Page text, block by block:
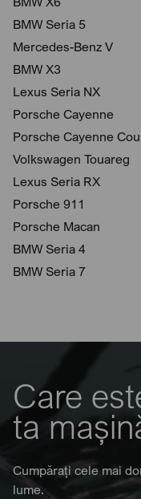
BMW Seria 5
Mercedes-Benz V
BMW X3
Lexus Seria NX
Porsche Cayenne
Porsche Cayenne
Volkswagen Touareg
Lexus Seria RX
Porsche 911
Porsche Macan
BMW Seria 4
BMW Seria 7
Care
ta
Cumpărați cele mai
lume.